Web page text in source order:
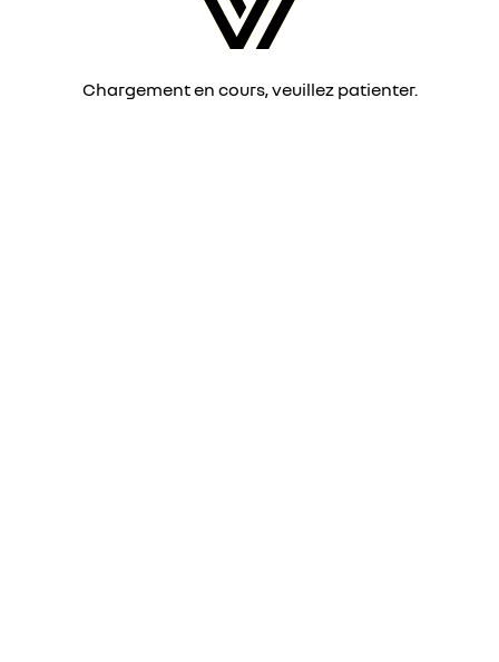
Chargement en cours, veuillez patienter.